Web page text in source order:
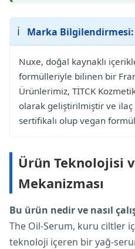
ℹ️ Marka Bilgilendirmesi:
Nuxe, doğal kaynaklı
formülleriyle bilinen bir
Ürünlerimiz, TİTCK
olarak geliştirilmiştir ve ilaç
sertifikalı olup vegan
Ürün Teknolojisi
Mekanizması
Bu ürün nedir ve nasıl
The Oil-Serum, kuru ciltler
teknoloji içeren bir yağ-